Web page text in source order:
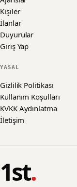
Kişiler
İlanlar
Duyurular
Giriş Yap
YASAL
Gizlilik Politikası
Kullanım Koşulları
KVKK Aydınlatma
İletişim
1st.